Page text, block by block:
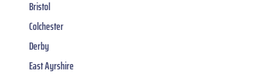
Bristol
Colchester
Derby
East Ayrshire